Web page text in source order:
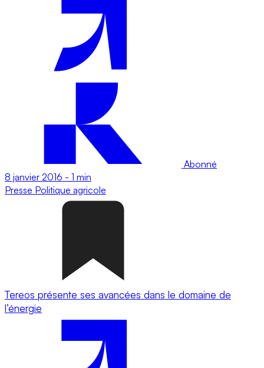
Abonné
8 janvier 2016 - 1 min
Presse Politique agricole
Tereos présente ses avancées dans le domaine de
l’énergie